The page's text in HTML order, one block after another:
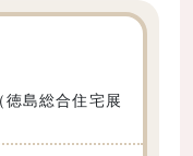
島総合住宅展